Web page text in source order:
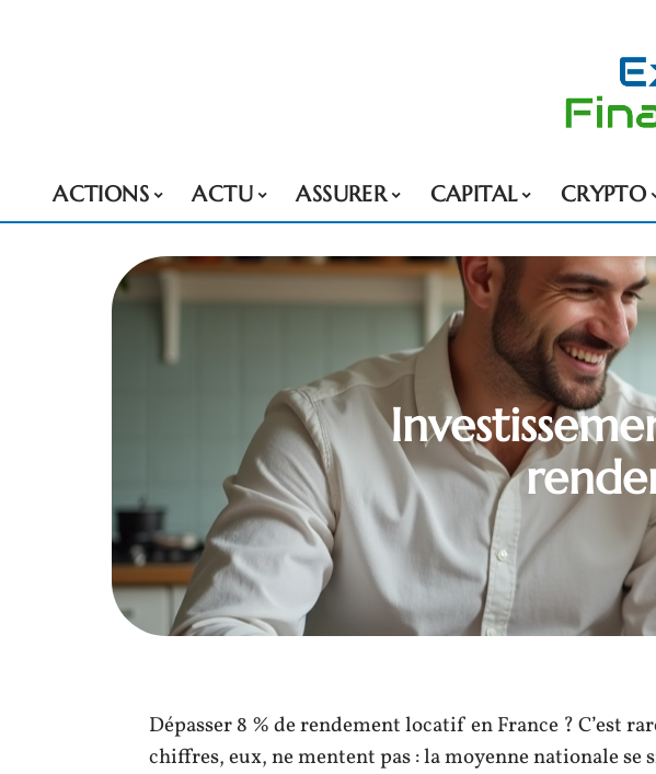
ACTIONS ACTU ASSURER CAPITAL CRYPTO
Dépasser 8 % de rendement locatif en France ? C’est
chiffres, eux, ne mentent pas : la moyenne nationale se